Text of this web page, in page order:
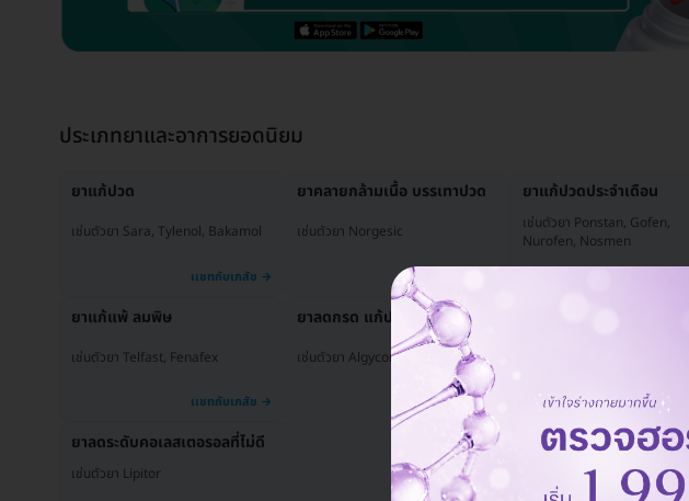
ประเภทยาและอาการยอดนิยม
ยาแก้ปวด
เช่นตัวยา Sara, Tylenol, Bakamol
ยาคลายกล้ามเนื้อ บรรเทาปวด
เช่นตัวยา Norgesic
ยาแก้ปวดประจำเดือน
เช่นตัวยา Ponstan, Gofen,
Nurofen, Nosmen
ยาแก้แพ้ ลมพิษ
เช่นตัวยา Telfast, Fenafex
ยาลดกรด แก้ปวดท้อง
เช่นตัวยา Algycon, Air-X
ยาลดระดับคอเลสเตอรอลที่ไม่ดี
เช่นตัวยา Lipitor
ยาขยายหลอดเลือด
เช่นตัวยา Cardura